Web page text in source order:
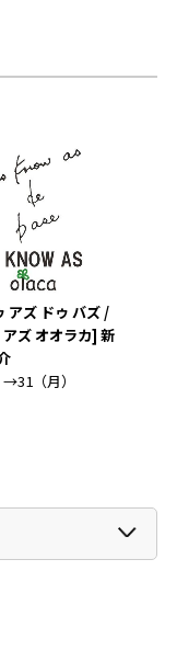
アズ ドゥ バズ /
アズ オオラカ] 新
（月）